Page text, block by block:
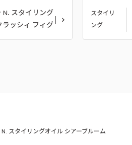
N. スタイリング
ラッシィ フィグ
スタイリ
ング
スタイリングオイル シアーブルーム